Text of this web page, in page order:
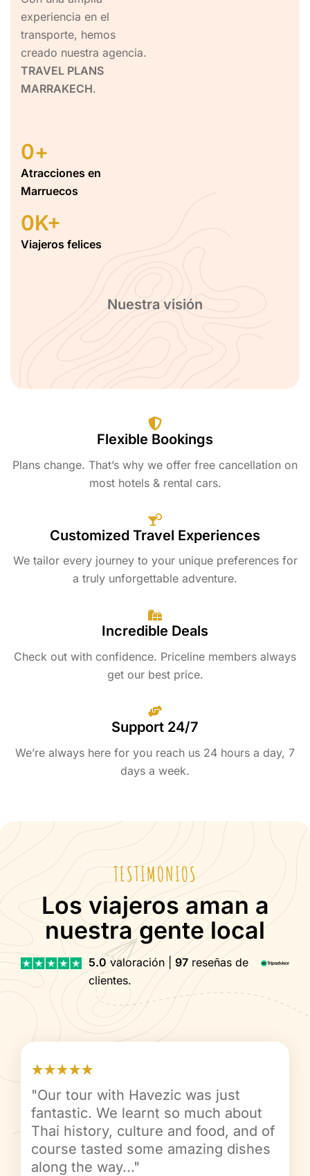
Nuestra visión
experiencia en el
transporte, hemos
creado nuestra agencia.
TRAVEL PLANS
MARRAKECH.
Atracciones en
Marruecos
0+
Viajeros felices
0K+
Flexible Bookings
Plans change. That’s why we offer free cancellation on
most hotels & rental cars.
Customized Travel Experiences
We tailor every journey to your unique preferences for
a truly unforgettable adventure.
Incredible Deals
Check out with confidence. Priceline members always
get our best price.
Support 24/7
We’re always here for you reach us 24 hours a day, 7
days a week.
TESTIMONIOS
Los viajeros aman a
nuestra gente local
5.0 valoración | 97reseñas de
clientes.
"Our tour with Havezic was just
fantastic. We learnt so much about
Thai history, culture and food, and of
course tasted some amazing dishes
along the way..."